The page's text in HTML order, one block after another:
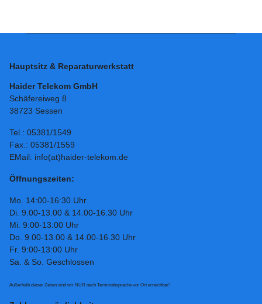
Hauptsitz & Reparaturwerkstatt
Haider Telekom GmbH
Schäfereiweg 8
38723 Sessen
Tel.: 05381/1549
Fax.: 05381/1559
EMail: info(at)haider-telekom.de
Öffnungszeiten:
Mo. 14:00-16:30 Uhr
Di. 9.00-13.00 & 14.00-16.30 Uhr
Mi. 9:00-13:00 Uhr
Do. 9.00-13.00 & 14.00-16.30 Uhr
Fr. 9:00-13:00 Uhr
Sa. & So. Geschlossen
Außerhalb dieser Zeiten sind wir NUR nach Terminabsprache vor Ort erreichbar!